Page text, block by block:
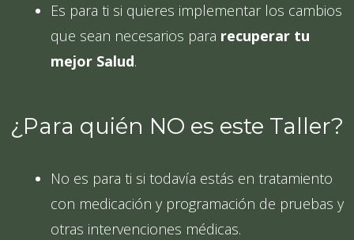
Es para ti si quieres implementar los cambios
que sean necesarios para recuperar tu
mejor Salud.
¿Para quién NO es este Taller?
No es para ti si todavía estás en tratamiento
con medicación y programación de pruebas y
otras intervenciones médicas.